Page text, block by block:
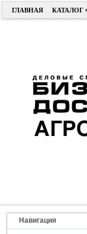
ГЛАВНАЯ КАТАЛОГ
Навигация